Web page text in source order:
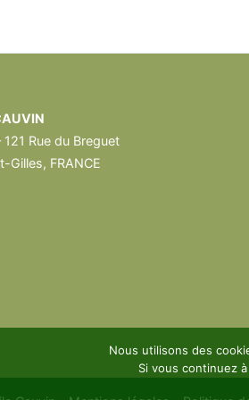
121 Rue du Breguet
Gilles, FRANCE
Nous utilisons des
Si vous continuez